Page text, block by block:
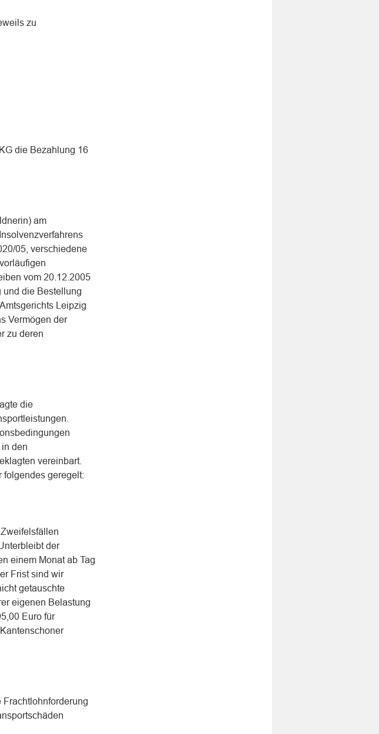
zu
die Bezahlung 16
am
05, verschiedene
vom 20.12.2005
und die Bestellung
Leipzig
Vermögen der
zu deren
die
den
vereinbart.
folgendes geregelt:
der
einem Monat ab Tag
Frist sind wir
getauschte
eigenen Belastung
Euro für
Frachtlohnforderung